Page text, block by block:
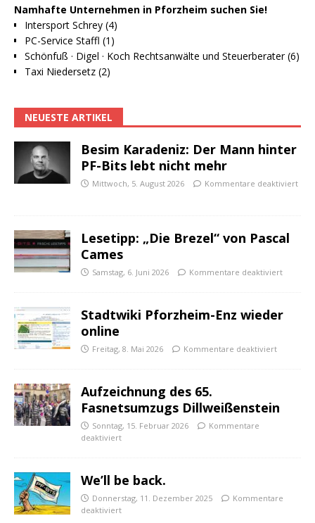
Namhafte Unternehmen in Pforzheim suchen Sie!
Intersport Schrey (4)
PC-Service Staffl (1)
Schönfuß · Digel · Koch Rechtsanwälte und Steuerberater (6)
Taxi Niedersetz (2)
NEUESTE ARTIKEL
Besim Karadeniz: Der Mann hinter
PF-Bits lebt nicht mehr
Mittwoch, 5. August 2026 Kommentare deaktiviert
Lesetipp: „Die Brezel“ von Pascal
Cames
Samstag, 6. Juni 2026 Kommentare deaktiviert
Stadtwiki Pforzheim-Enz wieder
online
Freitag, 8. Mai 2026 Kommentare deaktiviert
Aufzeichnung des 65.
Fasnetsumzugs Dillweißenstein
Sonntag, 15. Februar 2026
Kommentare
deaktiviert
We’ll be back.
Donnerstag, 11. Dezember 2025
Kommentare
deaktiviert